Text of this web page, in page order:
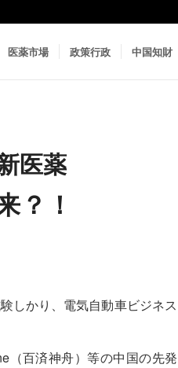
医薬市場 政策行政 中国知財
医薬
？！
しかり、電気自動車ビジネス
（百済神舟）等の中国の先発